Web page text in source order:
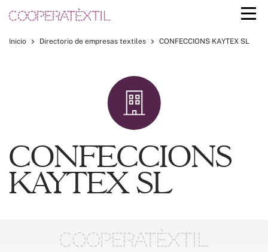
Inicio Directorio de empresas textiles CONFECCIONS KAYTEX SL
CONFECCIONS
KAYTEX SL